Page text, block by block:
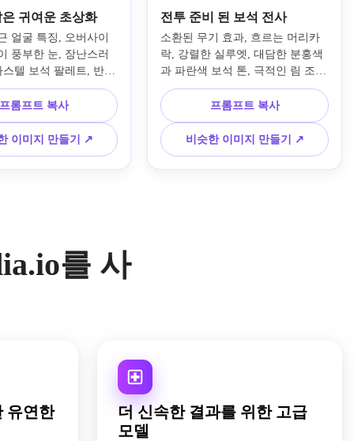
귀여운 초상화
얼굴 특징, 오버사이
풍부한 눈, 장난스러
스텔 보석 팔레트, 반짝
꺼운 깨끗한 윤곽선,
영, 부드러운 하이라
클로즈업 구성, 사회적
적인 프레임으로 오리
의 귀여운 만화 초상화
.
롬프트 복사
이미지 만들기 ↗
전투 준비 된 보석 전사
소환된 무기 효과, 흐르는 머리카
락, 강렬한 실루엣, 대담한 분홍색
과 파란색 보석 톤, 극적인 림 조
명, 깔끔한 만화 라인 작업, 셀 음
영 액션 렌더링, 자신감 넘치는 표
정, 영화 같은 전신 구성이 있는 역
동적인 액션 포즈로 원래 보석 전
사를 그려보세요.
프롬프트 복사
비슷한 이미지 만들기 ↗
를 사
유연한
더 신속한 결과를 위한 고급
모델